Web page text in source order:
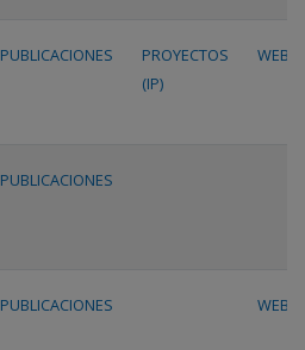
PUBLICACIONES
PROYECTOS
(IP)
WEB
PUBLICACIONES
PUBLICACIONES WEB